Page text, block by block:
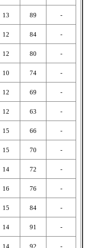
13 89
-
12 84
-
12 80
-
10 74
-
12 69
-
12 63
-
15 66
-
15 70
-
14 72
-
16 76
-
15 84
-
14 91
-
14 92 -